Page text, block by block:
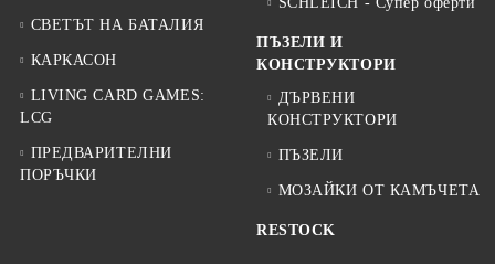
СВЕТЪТ НА БАТАЛИЯ
КАРКАСОН
LIVING CARD GAMES:
LCG
ПРЕДВАРИТЕЛНИ
ПОРЪЧКИ
ПЪЗЕЛИ И
КОНСТРУКТОРИ
ДЪРВЕНИ
КОНСТРУКТОРИ
ПЪЗЕЛИ
МОЗАЙКИ ОТ КАМЪЧЕТА
RESTOCK